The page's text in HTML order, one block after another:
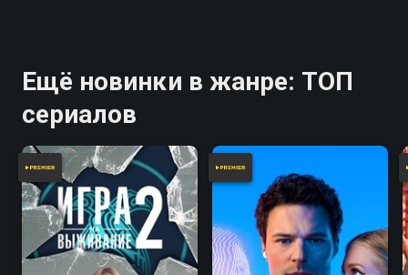
Ещё новинки в жанре: ТОП
сериалов